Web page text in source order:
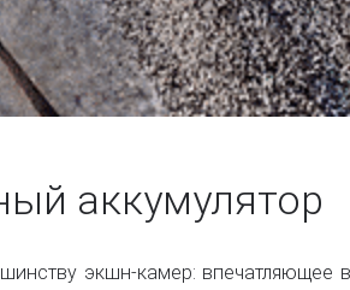
аккумулятор
экшн-камер: впечатляющее